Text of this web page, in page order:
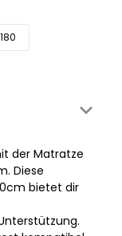
180
der Matratze
Diese
bietet dir